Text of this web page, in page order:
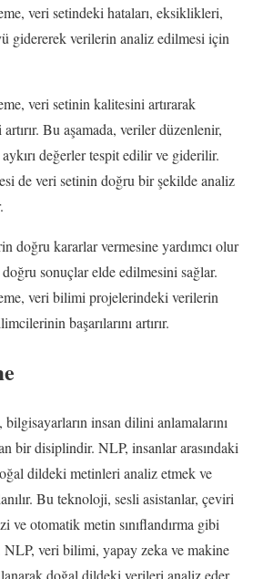
veri setindeki hataları, eksiklikleri,
gidererek verilerin analiz edilmesi için
veri setinin kalitesini artırarak
Bu aşamada, veriler düzenlenir,
değerler tespit edilir ve giderilir.
de veri setinin doğru bir şekilde analiz
doğru kararlar vermesine yardımcı olur
sonuçlar elde edilmesini sağlar.
veri bilimi projelerindeki verilerin
başarılarını artırır.
, bilgisayarların insan dilini anlamalarını
bir disiplindir. NLP, insanlar arasındaki
dildeki metinleri analiz etmek ve
Bu teknoloji, sesli asistanlar, çeviri
ve otomatik metin sınıflandırma gibi
NLP, veri bilimi, yapay zeka ve makine